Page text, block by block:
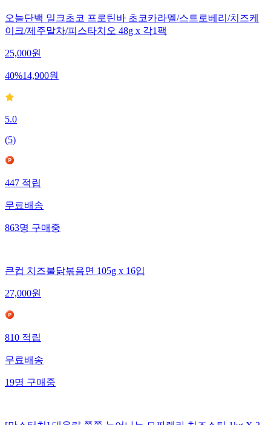
오늘단백 밀크초코 프로틴바 초코카라멜/스트로베리/치즈케
이크/제주말차/피스타치오 48g x 각1팩
25,000원
40%14,900원
5.0
(5)
447적립
무료배송
863명구매중
큰컵 치즈불닭볶음면 105g x 16입
27,000원
810적립
무료배송
19명구매중